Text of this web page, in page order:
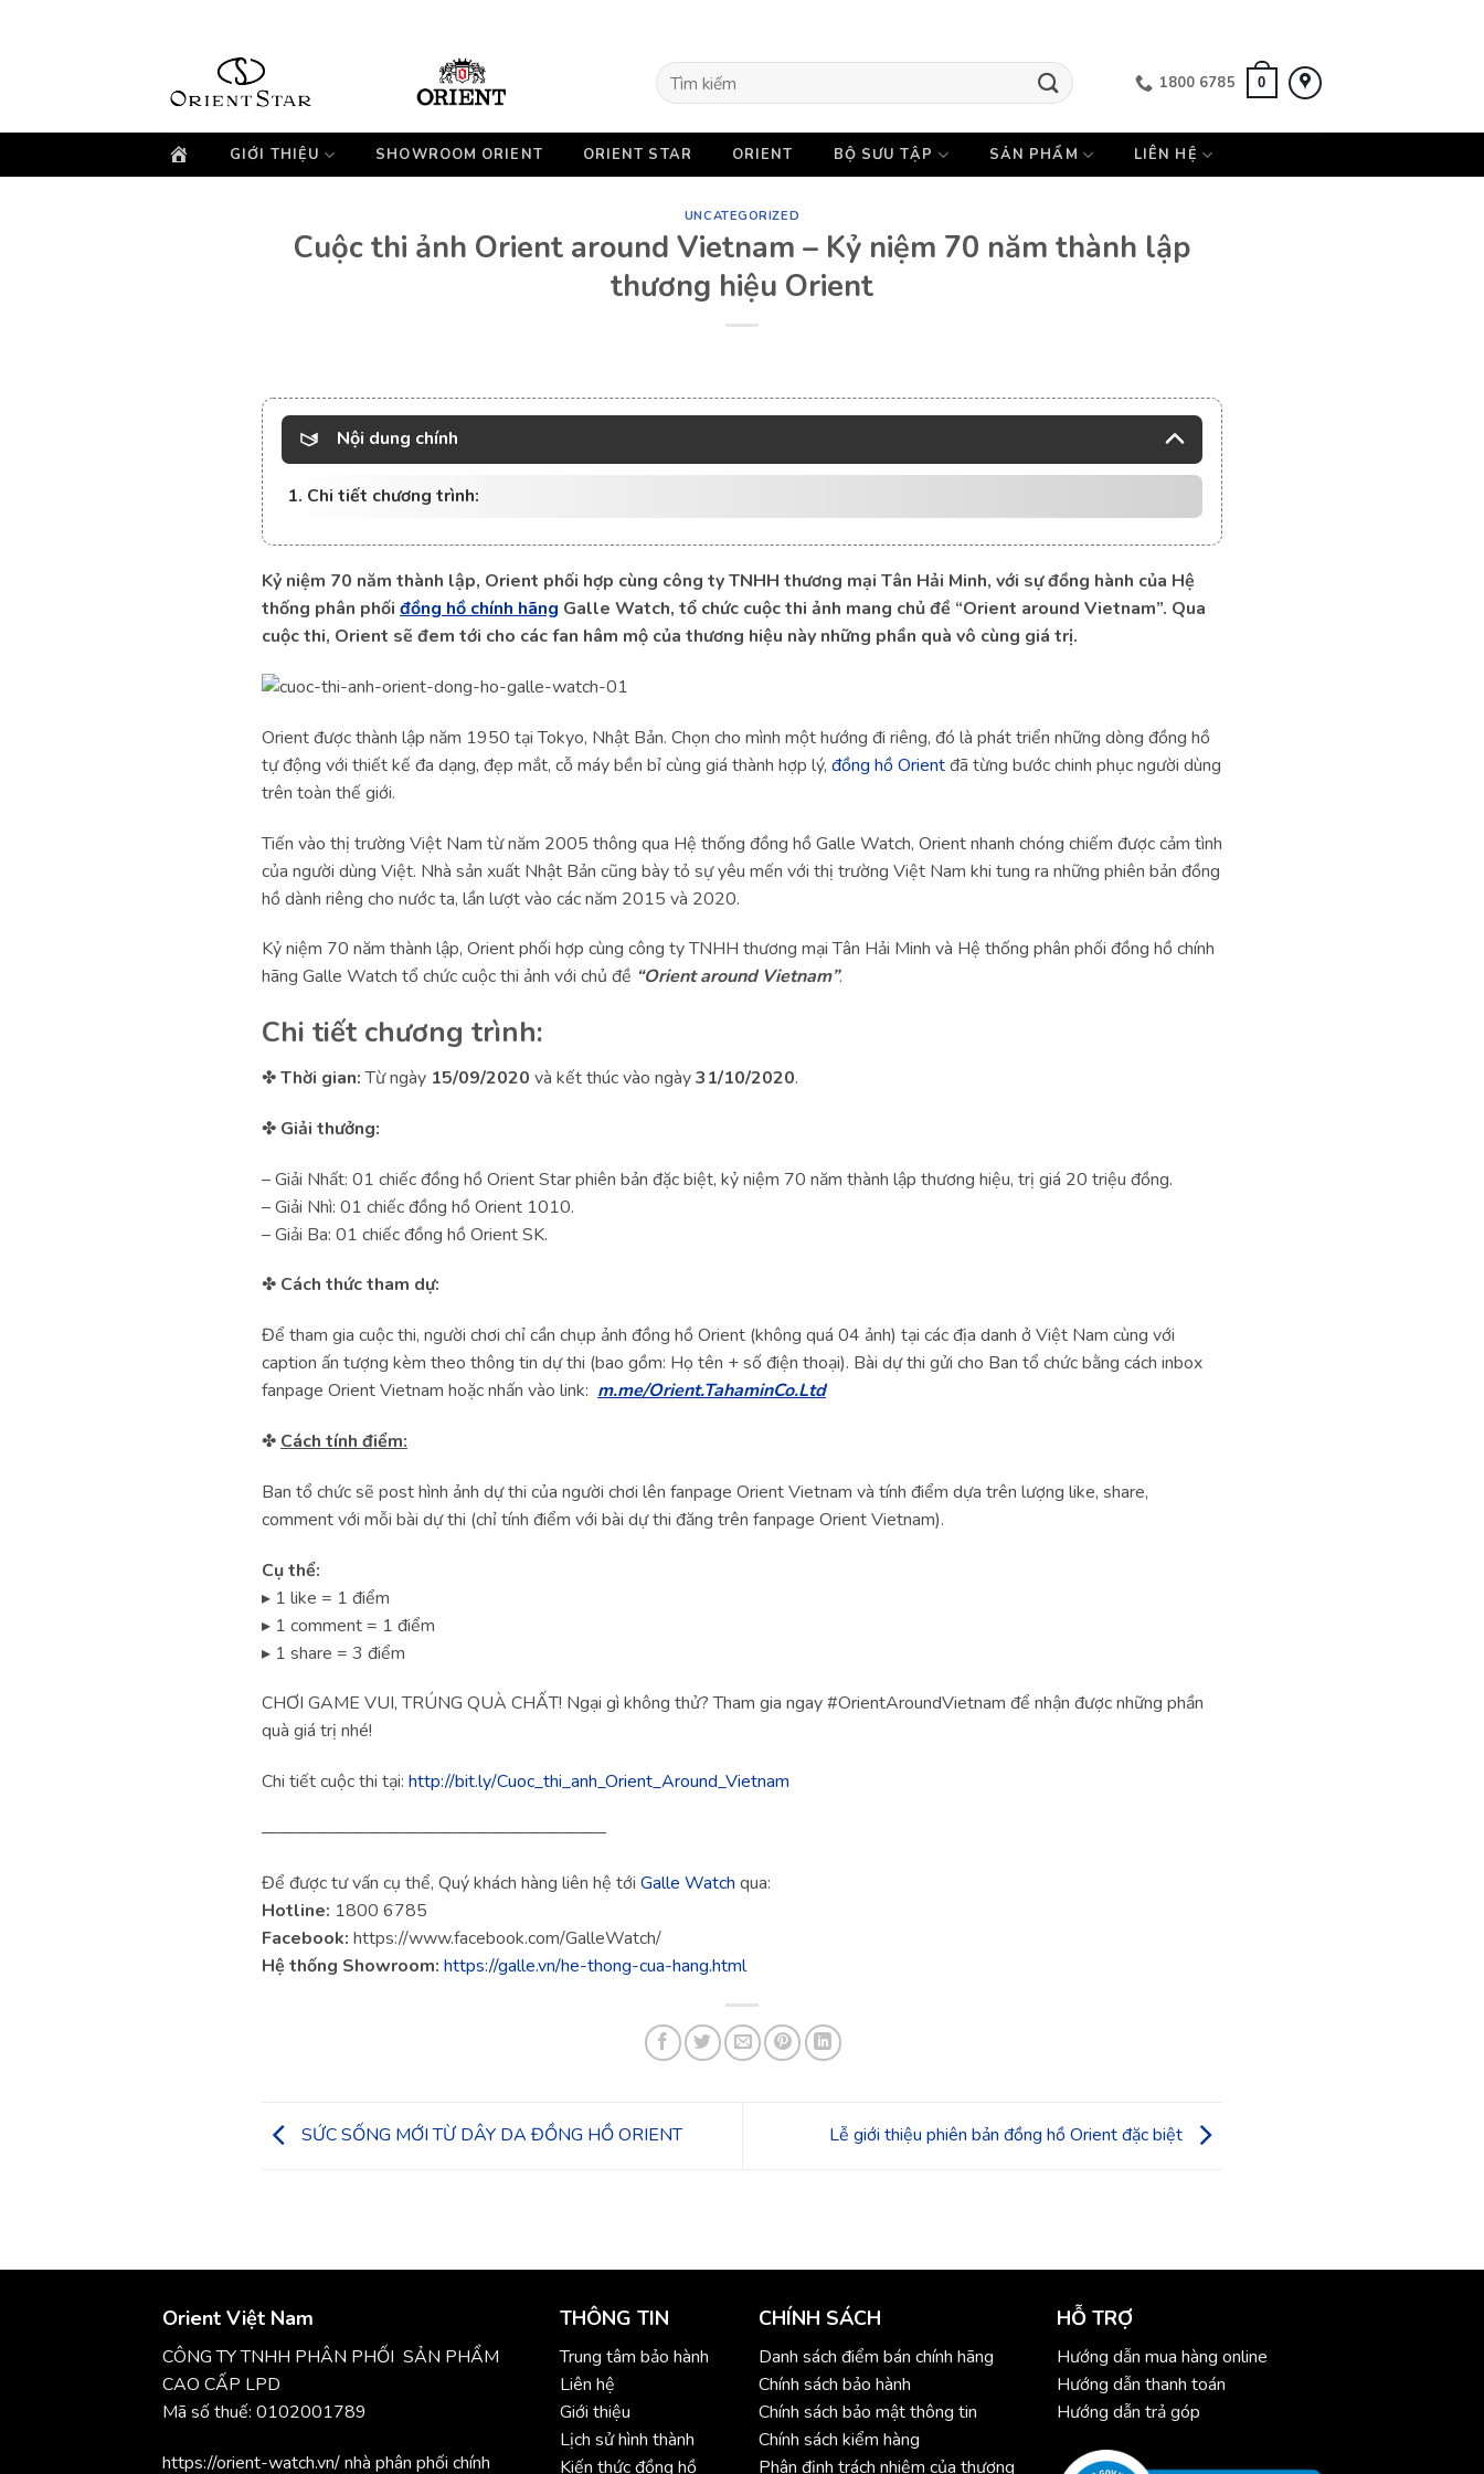
Tìm
kiếm:
1800 6785 0
GIỚI THIỆU SHOWROOM ORIENT ORIENT STAR ORIENT BỘ SƯU TẬP SẢN PHẨM LIÊN HỆ
UNCATEGORIZED
Cuộc thi ảnh Orient around Vietnam – Kỷ niệm 70 năm thành lập
thương hiệu Orient
Nội dung chính
1. Chi tiết chương trình:
Kỷ niệm 70 năm thành lập, Orient phối hợp cùng công ty TNHH thương mại Tân Hải Minh, với sự đồng hành của Hệ
thống phân phối đồng hồ chính hãng Galle Watch, tổ chức cuộc thi ảnh mang chủ đề “Orient around Vietnam”. Qua
cuộc thi, Orient sẽ đem tới cho các fan hâm mộ của thương hiệu này những phần quà vô cùng giá trị.
Orient được thành lập năm 1950 tại Tokyo, Nhật Bản. Chọn cho mình một hướng đi riêng, đó là phát triển những dòng đồng hồ
tự động với thiết kế đa dạng, đẹp mắt, cỗ máy bền bỉ cùng giá thành hợp lý, đồng hồ Orientđã từng bước chinh phục người dùng
trên toàn thế giới.
Tiến vào thị trường Việt Nam từ năm 2005 thông qua Hệ thống đồng hồ Galle Watch, Orient nhanh chóng chiếm được cảm tình
của người dùng Việt. Nhà sản xuất Nhật Bản cũng bày tỏ sự yêu mến với thị trường Việt Nam khi tung ra những phiên bản đồng
hồ dành riêng cho nước ta, lần lượt vào các năm 2015 và 2020.
Kỷ niệm 70 năm thành lập, Orient phối hợp cùng công ty TNHH thương mại Tân Hải Minh và Hệ thống phân phối đồng hồ chính
hãng Galle Watch tổ chức cuộc thi ảnh với chủ đề “Orient around Vietnam”.
Chi tiết chương trình:
✤Thời gian:Từ ngày 15/09/2020 và kết thúc vào ngày31/10/2020.
✤ Giải thưởng:
– Giải Nhất: 01 chiếc đồng hồ Orient Star phiên bản đặc biệt, kỷ niệm 70 năm thành lập thương hiệu, trị giá 20 triệu đồng.
– Giải Nhì: 01 chiếc đồng hồ Orient 1010.
– Giải Ba: 01 chiếc đồng hồ Orient SK.
✤ Cách thức tham dự:
Để tham gia cuộc thi, người chơi chỉ cần chụp ảnh đồng hồ Orient (không quá 04 ảnh) tại các địa danh ở Việt Nam cùng với
caption ấn tượng kèm theo thông tin dự thi (bao gồm: Họ tên + số điện thoại). Bài dự thi gửi cho Ban tổ chức bằng cách inbox
fanpage Orient Vietnam hoặc nhấn vào link: m.me/Orient.TahaminCo.Ltd
✤ Cách tính điểm:
Ban tổ chức sẽ post hình ảnh dự thi của người chơi lên fanpage Orient Vietnam và tính điểm dựa trên lượng like, share,
comment với mỗi bài dự thi (chỉ tính điểm với bài dự thi đăng trên fanpage Orient Vietnam).
Cụ thể:
▸ 1 like = 1 điểm
▸ 1 comment = 1 điểm
▸ 1 share = 3 điểm
CHƠI GAME VUI, TRÚNG QUÀ CHẤT! Ngại gì không thử? Tham gia ngay #OrientAroundVietnam để nhận được những phần
quà giá trị nhé!
Chi tiết cuộc thi tại: http://bit.ly/Cuoc_thi_anh_Orient_Around_Vietnam
———————————————————–
Để được tư vấn cụ thể, Quý khách hàng liên hệ tới Galle Watch qua:
Hotline: 1800 6785
Facebook: https://www.facebook.com/GalleWatch/
Hệ thống Showroom: https://galle.vn/he-thong-cua-hang.html
SỨC SỐNG MỚI TỪ DÂY DA ĐỒNG HỒ ORIENT Lễ giới thiệu phiên bản đồng hồ Orient đặc biệt
Orient Việt Nam
CÔNG TY TNHH PHÂN PHỐI SẢN PHẨM
CAO CẤP LPD
Mã số thuế: 0102001789
https://orient-watch.vn/ nhà phân phối chính
THÔNG TIN
Trung tâm bảo hành
Liên hệ
Giới thiệu
Lịch sử hình thành
Kiến thức đồng hồ
CHÍNH SÁCH
Danh sách điểm bán chính hãng
Chính sách bảo hành
Chính sách bảo mật thông tin
Chính sách kiểm hàng
Phân định trách nhiệm của thương
HỖ TRỢ
Hướng dẫn mua hàng online
Hướng dẫn thanh toán
Hướng dẫn trả góp